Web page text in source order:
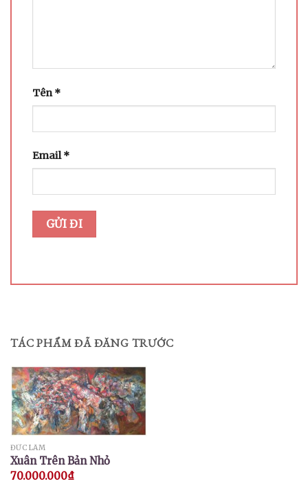
Tên*
Email*
TÁC PHẨM ĐÃ ĐĂNG TRƯỚC
ĐỨC LÂM
Xuân Trên Bản Nhỏ
70.000.000₫